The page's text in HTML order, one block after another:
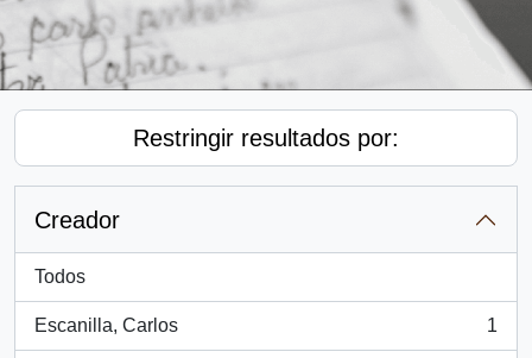
Restringir resultados por:
Creador
Todos
Escanilla, Carlos
, 1 resultados
1